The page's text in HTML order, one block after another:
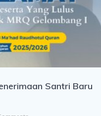
Santri Baru